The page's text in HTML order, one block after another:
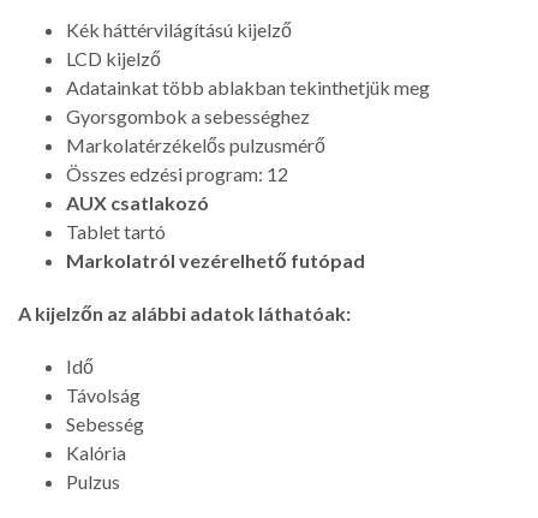
Kék háttérvilágítású kijelző
LCD kijelző
Adatainkat több ablakban tekinthetjük meg
Gyorsgombok a sebességhez
Markolatérzékelős pulzusmérő
Összes edzési program: 12
AUX csatlakozó
Tablet tartó
Markolatról vezérelhető futópad
A kijelzőn az alábbi adatok láthatóak:
Idő
Távolság
Sebesség
Kalória
Pulzus